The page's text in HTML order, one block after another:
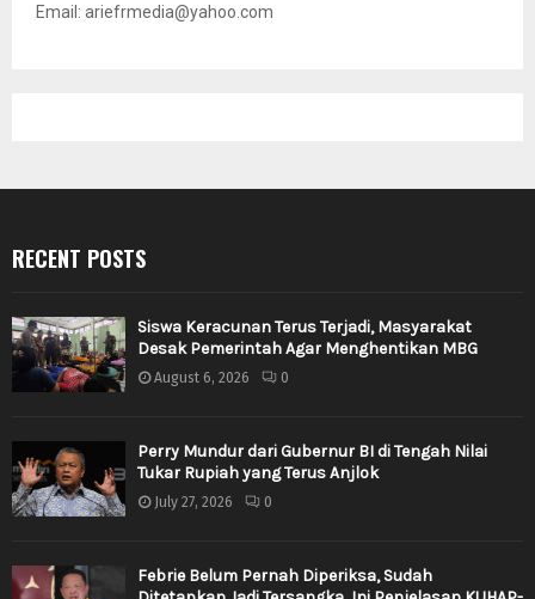
Email: ariefrmedia@yahoo.com
RECENT POSTS
Siswa Keracunan Terus Terjadi, Masyarakat
Desak Pemerintah Agar Menghentikan MBG
August 6, 2026 0
Perry Mundur dari Gubernur BI di Tengah Nilai
Tukar Rupiah yang Terus Anjlok
July 27, 2026 0
Febrie Belum Pernah Diperiksa, Sudah